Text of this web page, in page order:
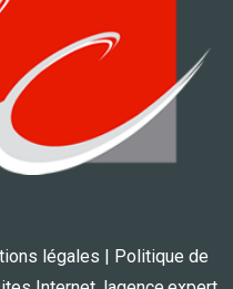
légales
Politique de